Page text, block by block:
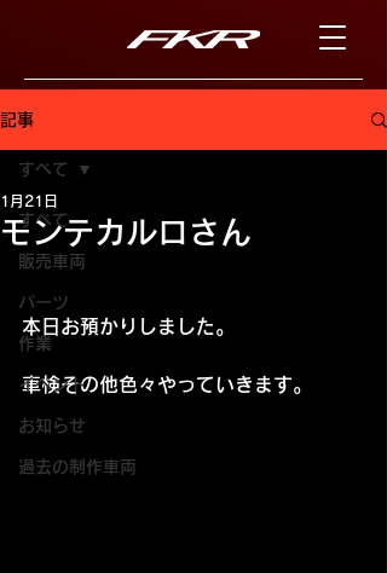
記事
すべて
販売車両
パーツ
作業
イベント
お知らせ
過去の制作車両
すべて
モンテカルロさん
1月21日
本日お預かりしました。
車検その他色々やっていきます。